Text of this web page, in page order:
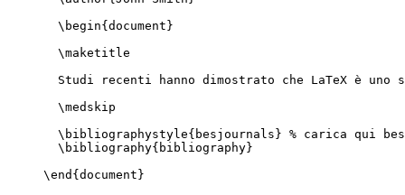
\begin{ document }
\maketitle
Studi recenti hanno dimostrato che LaTeX è
\medskip
\bibliographystyle{besjournals} % carica qui
\bibliography{bibliography}
\end { document }